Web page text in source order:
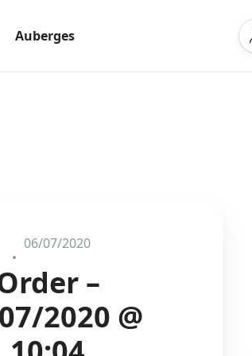
Auberges
06/07/2020
–
2020 @